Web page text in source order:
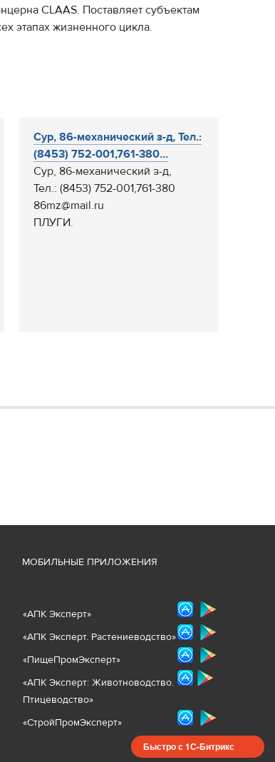
CLAAS. Поставляет субъектам
этапах жизненного цикла.
Сур, 86-механический з-д, Тел.:
(8453) 752-001,761-380...
Сур, 86-механический з-д,
Тел.: (8453) 752-001,761-380
86mz@mail.ru
ПЛУГИ.
МОБИЛЬНЫЕ ПРИЛОЖЕНИЯ
«АПК Эксперт»
«АПК Эксперт. Растениеводство»
«ПищеПромЭксперт»
«АПК Эксперт: Животноводство.
Птицеводство»
«СтройПромЭксперт»
Быстро с 1С-Битрикс